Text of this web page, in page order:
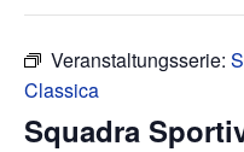
Veranstaltungsserie:
Classica
Squadra